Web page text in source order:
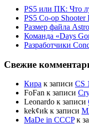
PS5 или ПК: Что
PS5 Co-op
Размер файла
Команда «Days
Разработчики
Свежие
Кира к записи CS
FoFan к записи
Leonardo к записи
kek¢иk к записи
MaDe in CCCPк